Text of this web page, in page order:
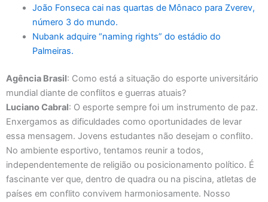
João Fonseca cai nas quartas de Mônaco para Zverev,
número 3 do mundo.
Nubank adquire “naming rights” do estádio do
Palmeiras.
Agência Brasil: Como está a situação do esporte universitário
mundial diante de conflitos e guerras atuais?
Luciano Cabral: O esporte sempre foi um instrumento de paz.
Enxergamos as dificuldades como oportunidades de levar
essa mensagem. Jovens estudantes não desejam o conflito.
No ambiente esportivo, tentamos reunir a todos,
independentemente de religião ou posicionamento político. É
fascinante ver que, dentro de quadra ou na piscina, atletas de
países em conflito convivem harmoniosamente. Nosso